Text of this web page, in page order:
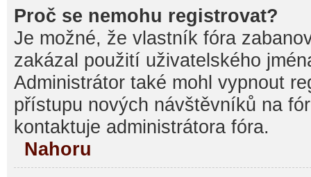
Proč se nemohu registrovat?
Je možné, že vlastník fóra
zakázal použití uživatelského
Administrátor také mohl vypnout
přístupu nových návštěvníků na
kontaktuje administrátora fóra.
Nahoru